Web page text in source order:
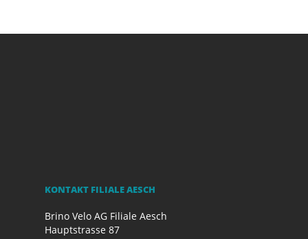
KONTAKT FILIALE AESCH
Brino Velo AG Filiale Aesch
Hauptstrasse 87